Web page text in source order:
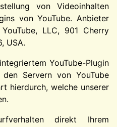
von Videoinhalten
von YouTube. Anbieter
LLC, 901 Cherry
USA.
YouTube-Plugin
Servern von YouTube
hierdurch, welche unserer
direkt Ihrem